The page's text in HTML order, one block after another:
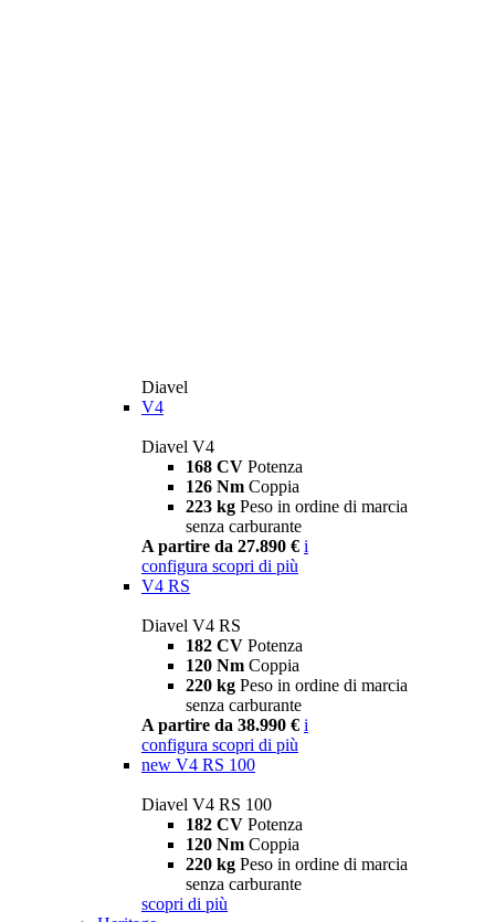
Diavel
V4
Diavel V4
168 CV Potenza
126 Nm Coppia
223 kg Peso in ordine di marcia
senza carburante
A partire da 27.890 € i
configura scopri di più
V4 RS
Diavel V4 RS
182 CV Potenza
120 Nm Coppia
220 kg Peso in ordine di marcia
senza carburante
A partire da 38.990 € i
configura scopri di più
new V4 RS 100
Diavel V4 RS 100
182 CV Potenza
120 Nm Coppia
220 kg Peso in ordine di marcia
senza carburante
scopri di più